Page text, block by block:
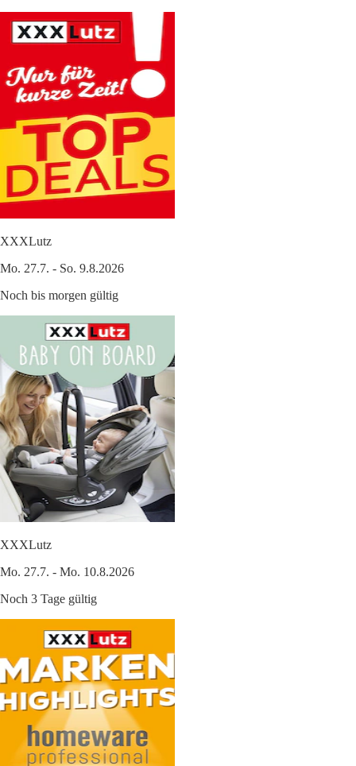
XXXLutz
Mo. 27.7. - So. 9.8.2026
Noch bis morgen gültig
XXXLutz
Mo. 27.7. - Mo. 10.8.2026
Noch 3 Tage gültig